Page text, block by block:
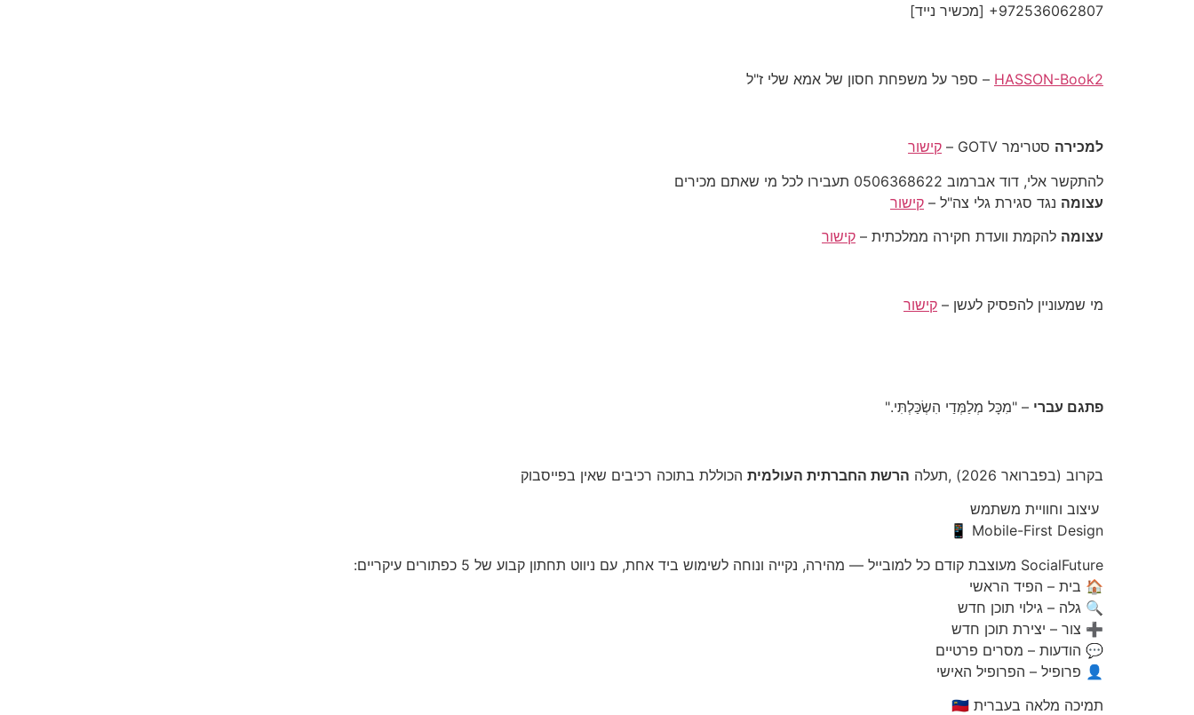
‎+972536062807‎ [מכשיר נייד]
HASSON-Book2 – ספר על משפחת חסון של אמא שלי ז"ל
למכירה סטרימר GOTV –
קישור
להתקשר אלי, דוד אברמוב 0506368622 תעבירו לכל מי שאתם מכירים
עצומה נגד סגירת גלי צה"ל – קישור
עצומה להקמת וועדת חקירה ממלכתית – קישור
מי שמעוניין להפסיק לעשן – קישור
פתגם עברי – "מִכָּל מְלַמְּדַי הִשְׂכַּלְתִּי."
בקרוב (בפברואר 2026) ,תעלה הרשת החברתית העולמית הכוללת בתוכה רכיבים שאין בפייסבוק
עיצוב וחוויית משתמש
Mobile-First Design 📱
SocialFuture מעוצבת קודם כל למובייל — מהירה, נקייה ונוחה לשימוש ביד אחת, עם ניווט תחתון קבוע של 5 כפתורים עיקריים:
🏠 בית – הפיד הראשי
🔍 גלה – גילוי תוכן חדש
➕ צור – יצירת תוכן חדש
💬 הודעות – מסרים פרטיים
👤 פרופיל – הפרופיל האישי
תמיכה מלאה בעברית 🇮🇱